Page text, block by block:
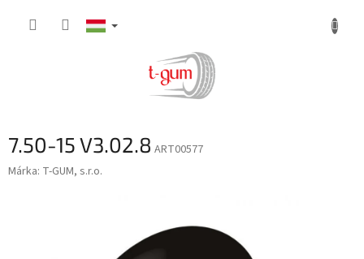
7.50-15 V3.02.8 ART00577
Márka: T-GUM, s.r.o.